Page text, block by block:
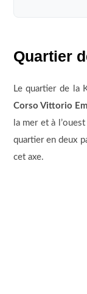
Quartier
Le quartier de la
Corso Vittorio
la mer et à
quartier en deux
cet axe.